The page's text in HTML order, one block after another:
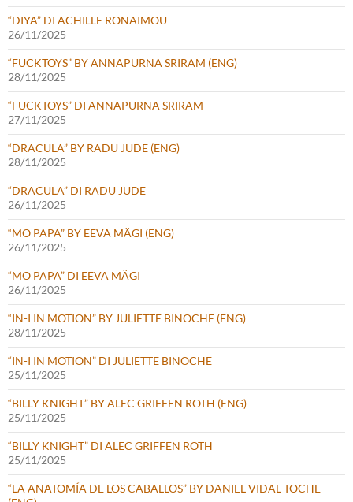
“DIYA” DI ACHILLE RONAIMOU
26/11/2025
“FUCKTOYS” BY ANNAPURNA SRIRAM (ENG)
28/11/2025
“FUCKTOYS” DI ANNAPURNA SRIRAM
27/11/2025
“DRACULA” BY RADU JUDE (ENG)
28/11/2025
“DRACULA” DI RADU JUDE
26/11/2025
“MO PAPA” BY EEVA MÄGI (ENG)
26/11/2025
“MO PAPA” DI EEVA MÄGI
26/11/2025
“IN-I IN MOTION” BY JULIETTE BINOCHE (ENG)
28/11/2025
“IN-I IN MOTION” DI JULIETTE BINOCHE
25/11/2025
“BILLY KNIGHT” BY ALEC GRIFFEN ROTH (ENG)
25/11/2025
“BILLY KNIGHT” DI ALEC GRIFFEN ROTH
25/11/2025
“LA ANATOMÍA DE LOS CABALLOS” BY DANIEL VIDAL TOCHE